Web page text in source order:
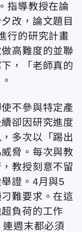
指導教授在論
改，論文題目
行的研究計畫
高難度的並聯
，「老師真的
不參與特定產
卻因研究進度
多次以「踢出
脅。每次與教
教授刻意不留
證。4月與5
難要求。在這
負荷的工作
週末都必須